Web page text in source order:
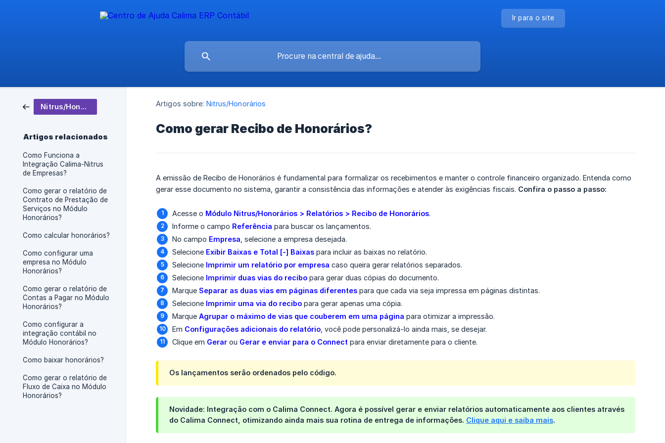
Ir para o site
Nitrus/Honorários
Artigos relacionados
Como Funciona a
Integração Calima-Nitrus
de Empresas?
Como gerar o relatório de
Contrato de Prestação de
Serviços no Módulo
Honorários?
Como calcular honorários?
Como configurar uma
empresa no Módulo
Honorários?
Como gerar o relatório de
Contas a Pagar no Módulo
Honorários?
Como configurar a
integração contábil no
Módulo Honorários?
Como baixar honorários?
Como gerar o relatório de
Fluxo de Caixa no Módulo
Honorários?
Artigos sobre: Nitrus/Honorários
Como gerar Recibo de Honorários?
A emissão de Recibo de Honorários é fundamental para formalizar os recebimentos e manter o controle financeiro organizado. Entenda como
gerar esse documento no sistema, garantir a consistência das informações e atender às exigências fiscais. Confira o passo a passo:
Acesse o Módulo Nitrus/Honorários > Relatórios > Recibo de Honorários.
Informe o campo Referência para buscar os lançamentos.
No campo Empresa , selecione a empresa desejada.
Selecione Exibir Baixas e Total [-] Baixas para incluir as baixas no relatório.
Selecione Imprimir um relatório por empresa caso queira gerar relatórios separados.
Selecione Imprimir duas vias do recibo para gerar duas cópias do documento.
Marque Separar as duas vias em páginas diferentes para que cada via seja impressa em páginas distintas.
Selecione Imprimir uma via do recibo para gerar apenas uma cópia.
Marque Agrupar o máximo de vias que couberem em uma página para otimizar a impressão.
Em Configurações adicionais do relatório , você pode personalizá-lo ainda mais, se desejar.
Clique em Gerar ou Gerar e enviar para o Connect para enviar diretamente para o cliente.
Os lançamentos serão ordenados pelo código.
Novidade: Integração com o Calima Connect. Agora é possível gerar e enviar relatórios automaticamente aos clientes através
do Calima Connect , otimizando ainda mais sua rotina de entrega de informações. Clique aqui e saiba mais.